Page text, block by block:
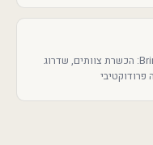
הובלת מהלך עירוני Bring Your Own Device: הכשרת צוותים, שדרוג